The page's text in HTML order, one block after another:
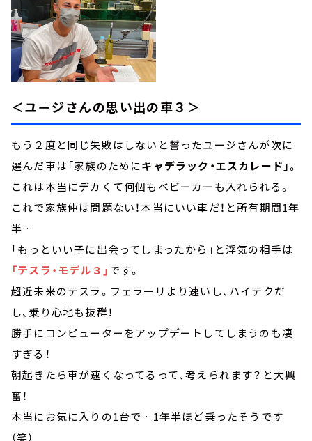
＜ユージさんの思い出の車３＞
もう２度と同じ失敗はしないと誓ったユージさんが次に
選んだ車は「家族のためにキャデラック・エスカレード」。
これは本当にデカくて何個もベビーカーも入れられる。
これで家族仲は問題ない！本当にいい車だ！と所有期間1年
半…
「もっといい子に出会ってしまったから」と浮気の相手は
「テスラ・モデル３」です。
超近未来のテスラ。フェラーリより速いし、ハイテクだ
し、乗り心地も抜群！
勝手にコンピューターをアップデートしてしまうのも凄
すぎる！
朝起きたら車が速くなってるって、考えられます？と大興
奮！
本当にお気に入りの1台で…1年半ほど乗ったそうです
（笑）